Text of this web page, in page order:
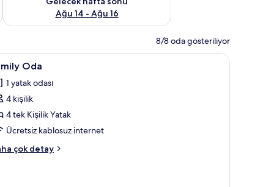
Ağu 14 - Ağu 16
8/8 oda gösteriliyor
takımı Odada kasa, ücretsiz kablosuz İnternet,
5 Oda
1 yatak odası
4 kişilik
4 tek Kişilik Yatak
Ücretsiz kablosuz internet
çok detay